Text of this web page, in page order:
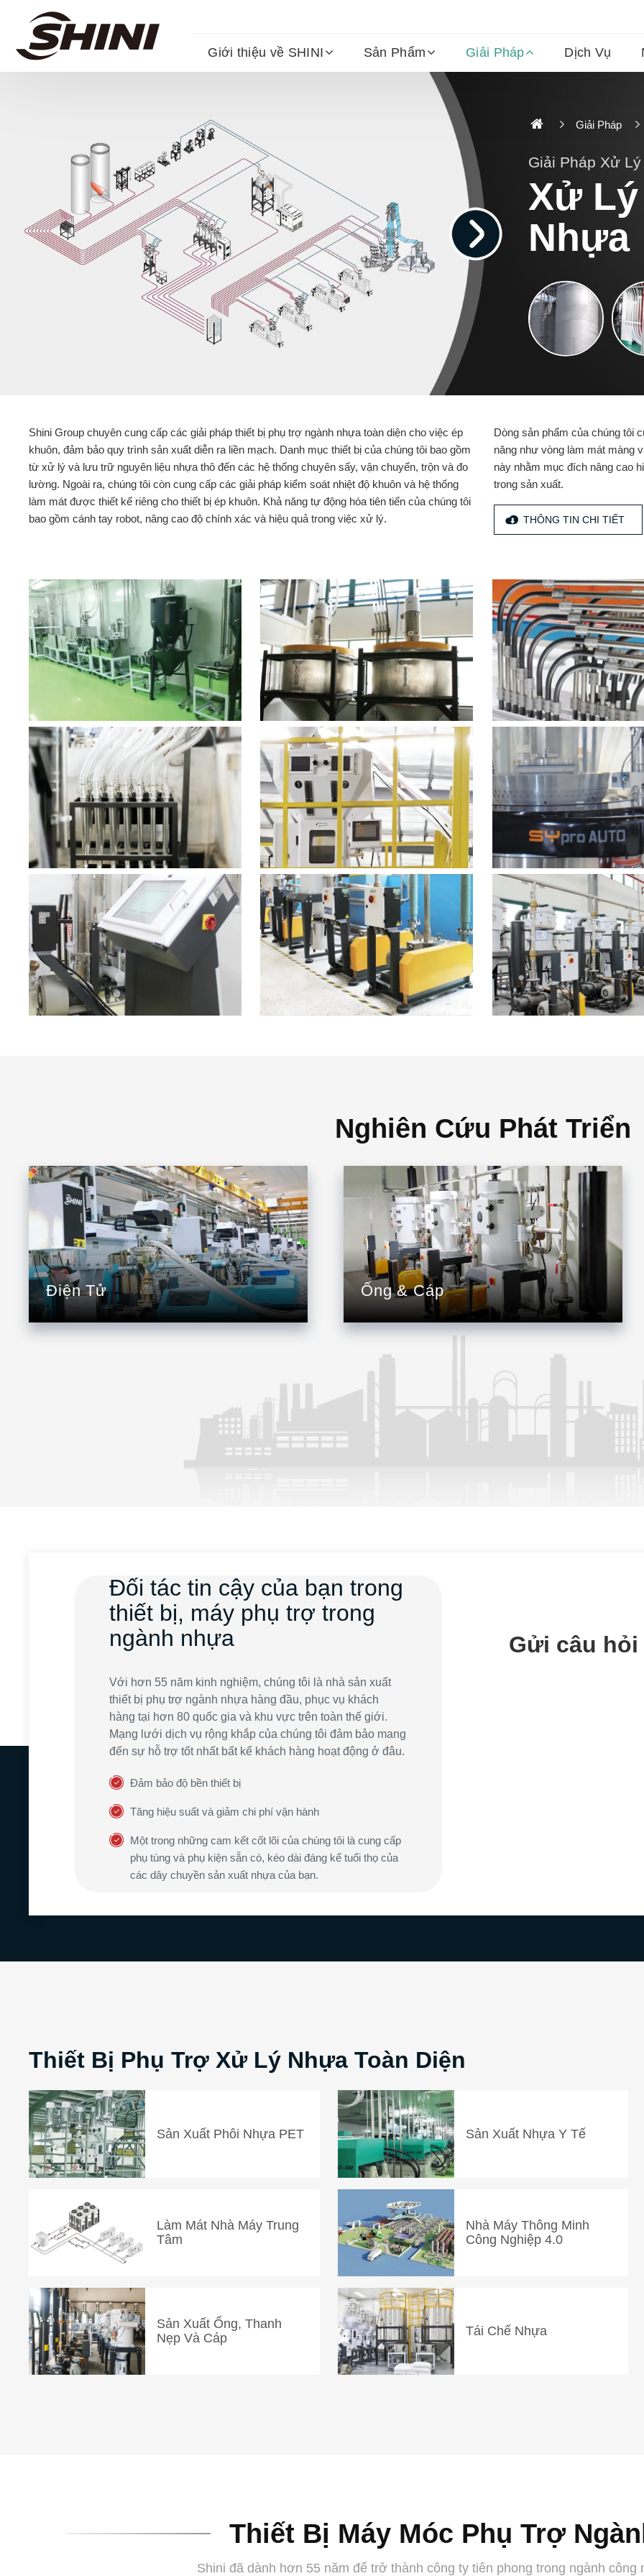
Giới thiệu về SHINI Sản Phẩm Giải Pháp Dịch Vụ
Giải Pháp
Giải Pháp Xử
Xử
Nhựa
Shini Group chuyên cung cấp các giải pháp thiết bị phụ trợ ngành nhựa toàn diện cho việc ép
khuôn, đảm bảo quy trình sản xuất diễn ra liền mạch. Danh mục thiết bị của chúng tôi bao gồm
từ xử lý và lưu trữ nguyên liệu nhựa thô đến các hệ thống chuyên sấy, vận chuyển, trộn và đo
lường. Ngoài ra, chúng tôi còn cung cấp các giải pháp kiểm soát nhiệt độ khuôn và hệ thống
làm mát được thiết kế riêng cho thiết bị ép khuôn. Khả năng tự động hóa tiên tiến của chúng tôi
bao gồm cánh tay robot, nâng cao độ chính xác và hiệu quả trong việc xử lý.
Dòng sản phẩm của chúng tôi
năng như vòng làm mát màng
này nhằm mục đích nâng cao
trong sản xuất.
THÔNG TIN CHI TIẾT
Nghiên Cứu Phát Triển
Điện Tử Ống & Cáp
Đối tác tin cậy của bạn trong
thiết bị, máy phụ trợ trong
ngành nhựa
Với hơn 55 năm kinh nghiệm, chúng tôi là nhà sản xuất
thiết bị phụ trợ ngành nhựa hàng đầu, phục vụ khách
hàng tại hơn 80 quốc gia và khu vực trên toàn thế giới.
Mạng lưới dịch vụ rộng khắp của chúng tôi đảm bảo mang
đến sự hỗ trợ tốt nhất bất kể khách hàng hoạt động ở đâu.
Đảm bảo độ bền thiết bị
Tăng hiệu suất và giảm chi phí vận hành
Một trong những cam kết cốt lõi của chúng tôi là cung cấp
phụ tùng và phụ kiện sẵn có, kéo dài đáng kể tuổi thọ của
các dây chuyền sản xuất nhựa của bạn.
Gửi câu hỏi
Thiết Bị Phụ Trợ Xử Lý Nhựa Toàn Diện
Sản Xuất Phôi Nhựa PET Sản Xuất Nhựa Y Tế
Làm Mát Nhà Máy Trung
Tâm
Nhà Máy Thông Minh
Công Nghiệp 4.0
Sản Xuất Ống, Thanh
Nẹp Và Cáp
Tái Chế Nhựa
Thiết Bị Máy Móc Phụ Trợ
Shini đã dành hơn 55 năm để trở thành công ty tiên phong trong ngành công